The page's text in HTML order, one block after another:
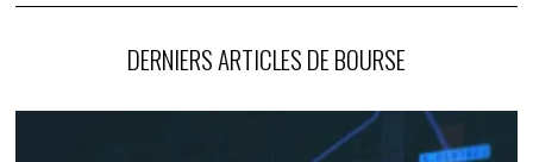
DERNIERS ARTICLES DE BOURSE